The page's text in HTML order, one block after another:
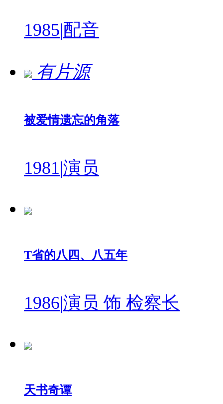
1985|配音
有片源
被爱情遗忘的角落
1981|演员
T省的八四、八五年
1986|演员 饰 检察长
天书奇谭